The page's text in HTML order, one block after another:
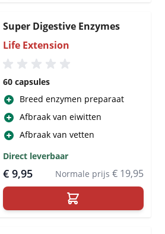
Super Digestive Enzymes
Life Extension
60 capsules
Breed enzymen preparaat
Afbraak van eiwitten
Afbraak van vetten
Direct leverbaar
€ 9,95 Normale prijs € 19,95